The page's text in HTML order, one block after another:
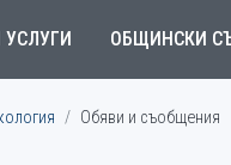
ОБЩИНСКИ
Обяви и съобщения